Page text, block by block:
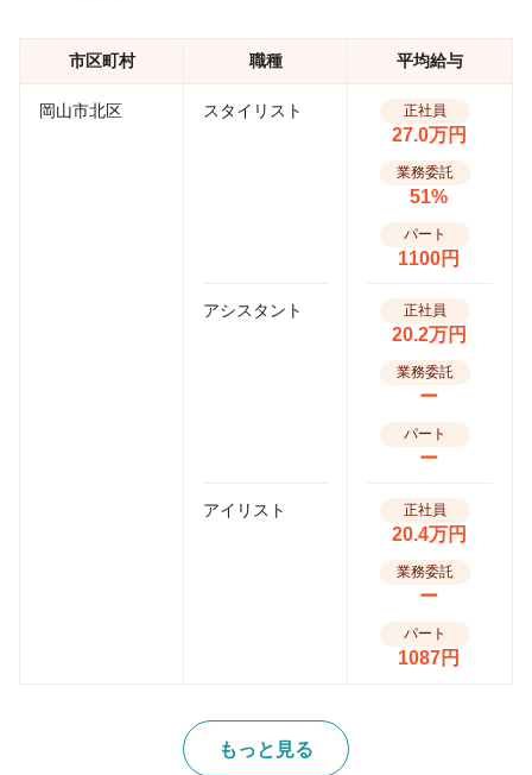
市区町村 職種 平均給与
岡山市北区 スタイリスト 正社員
27.0万円
業務委託
51%
パート
1100円
アシスタント 正社員
20.2万円
業務委託
ー
パート
ー
アイリスト 正社員
20.4万円
業務委託
ー
パート
1087円
もっと見る